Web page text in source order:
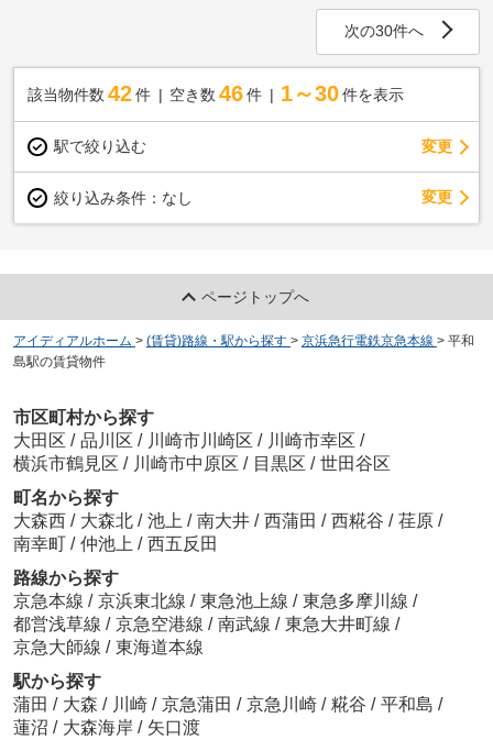
次の30件へ
該当物件数 42件 空き数 46 件 1～30 件を表示
駅で絞り込む 変更
絞り込み条件： なし 変更
ページトップへ
アイディアルホーム > (賃貸)路線・駅から探す > 京浜急行電鉄京急本線 > 平和
島駅の賃貸物件
市区町村から探す
大田区 / 品川区 / 川崎市川崎区 / 川崎市幸区 /
横浜市鶴見区 / 川崎市中原区 / 目黒区 / 世田谷区
町名から探す
大森西 / 大森北 / 池上 / 南大井 / 西蒲田 / 西糀谷 / 荏原 /
南幸町 / 仲池上 / 西五反田
路線から探す
京急本線 / 京浜東北線 / 東急池上線 / 東急多摩川線 /
都営浅草線 / 京急空港線 / 南武線 / 東急大井町線 /
京急大師線 / 東海道本線
駅から探す
蒲田 / 大森 / 川崎 / 京急蒲田 / 京急川崎 / 糀谷 / 平和島 /
蓮沼 / 大森海岸 / 矢口渡